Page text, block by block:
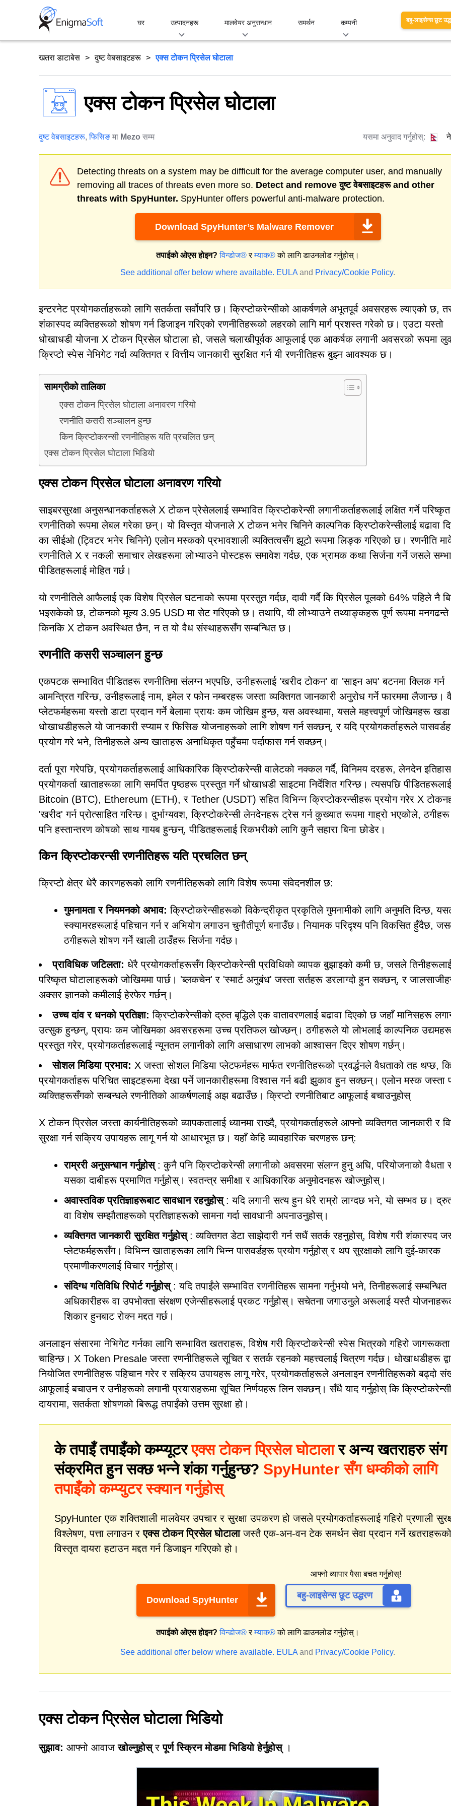
घर उत्पादनहरू मालवेयर अनुसन्धान समर्थन कम्पनी बहु-लाइसेन्स छूट
खतरा डाटाबेस दुष्ट वेबसाइटहरू एक्स टोकन प्रिसेल घोटाला
एक्स टोकन प्रिसेल घोटाला
दुष्ट वेबसाइटहरू,फिसिङ मा Mezo सम्म यसमा अनुवाद गर्नुहोस्:
Detecting threats on a system may be difficult for the average computer user, and manually
removing all traces of threats even more so. Detect and removeदुष्ट वेबसाइटहरूand other
threats with SpyHunter. SpyHunter offers powerful anti-malware protection.
Download SpyHunter’s Malware Remover
तपाईको ओएस होइन? विन्डोज®रम्याक®को लागि डाउनलोड गर्नुहोस्।
See additional offer below where available. EULA and Privacy/Cookie Policy.
इन्टरनेट प्रयोगकर्ताहरूको लागि सतर्कता सर्वोपरि छ। क्रिप्टोकरेन्सीको आकर्षणले अभूतपूर्व अवसरहरू ल्याएको छ,
शंकास्पद व्यक्तिहरूको शोषण गर्न डिजाइन गरिएको रणनीतिहरूको लहरको लागि मार्ग प्रशस्त गरेको छ। एउटा यस्तो
धोखाधडी योजना X टोकन प्रिसेल घोटाला हो, जसले चलाखीपूर्वक आफूलाई एक आकर्षक लगानी अवसरको रूपमा
क्रिप्टो स्पेस नेभिगेट गर्दा व्यक्तिगत र वित्तीय जानकारी सुरक्षित गर्न यी रणनीतिहरू बुझ्न आवश्यक छ।
सामग्रीको तालिका
एक्स टोकन प्रिसेल घोटाला अनावरण गरियो
रणनीति कसरी सञ्चालन हुन्छ
किन क्रिप्टोकरन्सी रणनीतिहरू यति प्रचलित छन्
एक्स टोकन प्रिसेल घोटाला भिडियो
एक्स टोकन प्रिसेल घोटाला अनावरण गरियो
साइबरसुरक्षा अनुसन्धानकर्ताहरूले X टोकन प्रेसेललाई सम्भावित क्रिप्टोकरेन्सी लगानीकर्ताहरूलाई लक्षित गर्ने परिष्कृत
रणनीतिको रूपमा लेबल गरेका छन्। यो विस्तृत योजनाले X टोकन भनेर चिनिने काल्पनिक क्रिप्टोकरेन्सीलाई बढावा
का सीईओ (ट्विटर भनेर चिनिने) एलोन मस्कको प्रभावशाली व्यक्तित्वसँग झूटो रूपमा लिङ्क गरिएको छ। रणनीति
रणनीतिले X र नकली समाचार लेखहरूमा लोभ्याउने पोस्टहरू समावेश गर्दछ, एक भ्रामक कथा सिर्जना गर्ने जसले
पीडितहरूलाई मोहित गर्छ।
यो रणनीतिले आफैलाई एक विशेष प्रिसेल घटनाको रूपमा प्रस्तुत गर्दछ, दावी गर्दै कि प्रिसेल पूलको 64% पहिले नै
भइसकेको छ, टोकनको मूल्य 3.95 USD मा सेट गरिएको छ। तथापि, यी लोभ्याउने तथ्याङ्कहरू पूर्ण रूपमा
किनकि X टोकन अवस्थित छैन, न त यो वैध संस्थाहरूसँग सम्बन्धित छ।
रणनीति कसरी सञ्चालन हुन्छ
एकपटक सम्भावित पीडितहरू रणनीतिमा संलग्न भएपछि, उनीहरूलाई 'खरीद टोकन' वा 'साइन अप' बटनमा क्लिक गर्न
आमन्त्रित गरिन्छ, उनीहरूलाई नाम, इमेल र फोन नम्बरहरू जस्ता व्यक्तिगत जानकारी अनुरोध गर्ने फारममा लैजान्छ।
प्लेटफर्महरूमा यस्तो डाटा प्रदान गर्ने बेलामा प्रायः कम जोखिम हुन्छ, यस अवस्थामा, यसले महत्त्वपूर्ण जोखिमहरू खडा
धोखाधडीहरूले यो जानकारी स्प्याम र फिसिङ योजनाहरूको लागि शोषण गर्न सक्छन्, र यदि प्रयोगकर्ताहरूले
प्रयोग गरे भने, तिनीहरूले अन्य खाताहरू अनाधिकृत पहुँचमा पर्दाफास गर्न सक्छन्।
दर्ता पूरा गरेपछि, प्रयोगकर्ताहरूलाई आधिकारिक क्रिप्टोकरेन्सी वालेटको नक्कल गर्दै, विनिमय दरहरू, लेनदेन
प्रयोगकर्ता खाताहरूका लागि समर्पित पृष्ठहरू प्रस्तुत गर्ने धोखाधडी साइटमा निर्देशित गरिन्छ। त्यसपछि पीडितहरूलाई
Bitcoin (BTC), Ethereum (ETH), र Tether (USDT) सहित विभिन्न क्रिप्टोकरन्सीहरू प्रयोग गरेर X
'खरीद' गर्न प्रोत्साहित गरिन्छ। दुर्भाग्यवश, क्रिप्टोकरेन्सी लेनदेनहरू ट्रेस गर्न कुख्यात रूपमा गाह्रो भएकोले,
पनि हस्तान्तरण कोषको साथ गायब हुन्छन्, पीडितहरूलाई रिकभरीको लागि कुनै सहारा बिना छोडेर।
किन क्रिप्टोकरन्सी रणनीतिहरू यति प्रचलित छन्
क्रिप्टो क्षेत्र धेरै कारणहरूको लागि रणनीतिहरूको लागि विशेष रूपमा संवेदनशील छ:
गुमनामता र नियमनको अभाव: क्रिप्टोकरेन्सीहरूको विकेन्द्रीकृत प्रकृतिले गुमनामीको लागि अनुमति दिन्छ,
स्क्यामरहरूलाई पहिचान गर्न र अभियोग लगाउन चुनौतीपूर्ण बनाउँछ। नियामक परिदृश्य पनि विकसित हुँदैछ,
ठगीहरूले शोषण गर्ने खाली ठाउँहरू सिर्जना गर्दछ।
प्राविधिक जटिलता: धेरै प्रयोगकर्ताहरूसँग क्रिप्टोकरेन्सी प्रविधिको व्यापक बुझाइको कमी छ, जसले
परिष्कृत घोटालाहरूको जोखिममा पार्छ। 'ब्लकचेन' र 'स्मार्ट अनुबंध' जस्ता सर्तहरू डरलाग्दो हुन सक्छन्, र
अक्सर ज्ञानको कमीलाई हेरफेर गर्छन्।
उच्च दांव र धनको प्रतिज्ञा: क्रिप्टोकरेन्सीको द्रुत बृद्धिले एक वातावरणलाई बढावा दिएको छ जहाँ मानिसहरू
उत्सुक हुन्छन्, प्रायः कम जोखिमका अवसरहरूमा उच्च प्रतिफल खोज्छन्। ठगीहरूले यो लोभलाई काल्पनिक
प्रस्तुत गरेर, प्रयोगकर्ताहरूलाई न्यूनतम लगानीको लागि असाधारण लाभको आश्वासन दिएर शोषण गर्छन्।
सोशल मिडिया प्रभाव: X जस्ता सोशल मिडिया प्लेटफर्महरू मार्फत रणनीतिहरूको प्रवर्द्धनले वैधताको तह थप्छ,
प्रयोगकर्ताहरू परिचित साइटहरूमा देखा पर्ने जानकारीहरूमा विश्वास गर्न बढी झुकाव हुन सक्छन्। एलोन मस्क जस्ता
व्यक्तिहरूसँगको सम्बन्धले रणनीतिको आकर्षणलाई अझ बढाउँछ। क्रिप्टो रणनीतिबाट आफूलाई बचाउनुहोस्
X टोकन प्रिसेल जस्ता कार्यनीतिहरूको व्यापकतालाई ध्यानमा राख्दै, प्रयोगकर्ताहरूले आफ्नो व्यक्तिगत जानकारी र
सुरक्षा गर्न सक्रिय उपायहरू लागू गर्न यो आधारभूत छ। यहाँ केहि व्यावहारिक चरणहरू छन्:
राम्ररी अनुसन्धान गर्नुहोस्: कुनै पनि क्रिप्टोकरेन्सी लगानीको अवसरमा संलग्न हुनु अघि, परियोजनाको वैधता
यसका दाबीहरू प्रमाणित गर्नुहोस्। स्वतन्त्र समीक्षा र आधिकारिक अनुमोदनहरू खोज्नुहोस्।
अवास्तविक प्रतिज्ञाहरूबाट सावधान रहनुहोस्: यदि लगानी सत्य हुन धेरै राम्रो लाग्दछ भने, यो सम्भव छ।
वा विशेष सम्झौताहरूको प्रतिज्ञाहरूको सामना गर्दा सावधानी अपनाउनुहोस्।
व्यक्तिगत जानकारी सुरक्षित गर्नुहोस्: व्यक्तिगत डेटा साझेदारी गर्न सधैं सतर्क रहनुहोस्, विशेष गरी शंकास्पद
प्लेटफर्महरूसँग। विभिन्न खाताहरूका लागि भिन्न पासवर्डहरू प्रयोग गर्नुहोस् र थप सुरक्षाको लागि दुई-कारक
प्रमाणीकरणलाई विचार गर्नुहोस्।
संदिग्ध गतिविधि रिपोर्ट गर्नुहोस्: यदि तपाईंले सम्भावित रणनीतिहरू सामना गर्नुभयो भने, तिनीहरूलाई सम्बन्धित
अधिकारीहरू वा उपभोक्ता संरक्षण एजेन्सीहरूलाई प्रकट गर्नुहोस्। सचेतना जगाउनुले अरूलाई यस्तै
शिकार हुनबाट रोक्न मद्दत गर्छ।
अनलाइन संसारमा नेभिगेट गर्नका लागि सम्भावित खतराहरू, विशेष गरी क्रिप्टोकरेन्सी स्पेस भित्रको गहिरो जागरूकता
चाहिन्छ। X Token Presale जस्ता रणनीतिहरूले सूचित र सतर्क रहनको महत्त्वलाई चित्रण गर्दछ। धोखाधडीहरू
नियोजित रणनीतिहरू पहिचान गरेर र सक्रिय उपायहरू लागू गरेर, प्रयोगकर्ताहरूले अनलाइन रणनीतिहरूको बढ्दो
आफूलाई बचाउन र उनीहरूको लगानी प्रयासहरूमा सूचित निर्णयहरू लिन सक्छन्। सँधै याद गर्नुहोस् कि
दायरामा, सतर्कता शोषणको बिरूद्ध तपाईंको उत्तम सुरक्षा हो।
के तपाइँ तपाइँको कम्प्यूटरएक्स टोकन प्रिसेल घोटालार अन्य खतराहरु संग
संक्रमित हुन सक्छ भन्ने शंका गर्नुहुन्छ? SpyHunter सँग धम्कीको लागि
तपाइँको कम्प्युटर स्क्यान गर्नुहोस्
SpyHunter एक शक्तिशाली मालवेयर उपचार र सुरक्षा उपकरण हो जसले प्रयोगकर्ताहरूलाई गहिरो प्रणाली
विश्लेषण, पत्ता लगाउन रएक्स टोकन प्रिसेल घोटालाजस्तै एक-अन-वन टेक समर्थन सेवा प्रदान गर्ने खतराहरूको
विस्तृत दायरा हटाउन मद्दत गर्न डिजाइन गरिएको हो।
Download SpyHunter
आफ्नो व्यापार पैसा बचत गर्नुहोस्!
बहु-लाइसेन्स छूट उद्धरण
तपाईको ओएस होइन? विन्डोज®रम्याक®को लागि डाउनलोड गर्नुहोस्।
See additional offer below where available. EULA and Privacy/Cookie Policy.
एक्स टोकन प्रिसेल घोटाला भिडियो
सुझाव: आफ्नो आवाजखोल्नुहोस्रपूर्ण स्क्रिन मोडमा भिडियो हेर्नुहोस्।